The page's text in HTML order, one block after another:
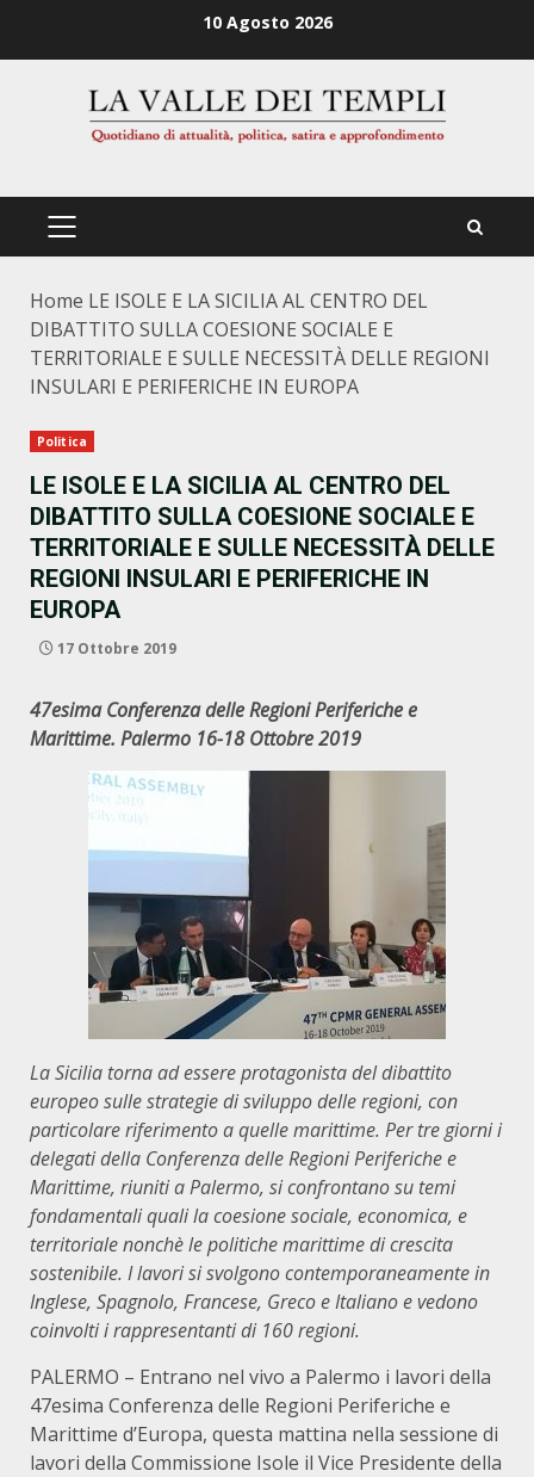
10 Agosto 2026
PRIMÄRES
Home LE ISOLE E LA SICILIA AL CENTRO DEL
DIBATTITO SULLA COESIONE SOCIALE E
TERRITORIALE E SULLE NECESSITÀ DELLE REGIONI
INSULARI E PERIFERICHE IN EUROPA
Politica
LE ISOLE E LA SICILIA AL CENTRO DEL
DIBATTITO SULLA COESIONE SOCIALE E
TERRITORIALE E SULLE NECESSITÀ DELLE
REGIONI INSULARI E PERIFERICHE IN
EUROPA
17 Ottobre 2019
47esima Conferenza delle Regioni Periferiche e
Marittime. Palermo 16-18 Ottobre 2019
La Sicilia torna ad essere protagonista del dibattito
europeo sulle strategie di sviluppo delle regioni, con
particolare riferimento a quelle marittime. Per tre giorni i
delegati della Conferenza delle Regioni Periferiche e
Marittime, riuniti a Palermo, si confrontano su temi
fondamentali quali la coesione sociale, economica, e
territoriale nonchè le politiche marittime di crescita
sostenibile. I lavori si svolgono contemporaneamente in
Inglese, Spagnolo, Francese, Greco e Italiano e vedono
coinvolti i rappresentanti di 160 regioni.
PALERMO – Entrano nel vivo a Palermo i lavori della
47esima Conferenza delle Regioni Periferiche e
Marittime d’Europa, questa mattina nella sessione di
lavori della Commissione Isole il Vice Presidente della